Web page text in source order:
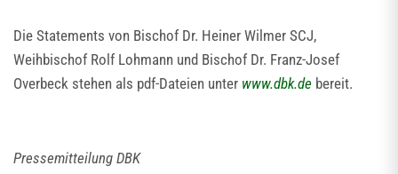
Die Statements von Bischof Dr. Heiner Wilmer SCJ,
Weihbischof Rolf Lohmann und Bischof Dr. Franz-Josef
Overbeck stehen als pdf-Dateien unter www.dbk.de bereit.
Pressemitteilung DBK